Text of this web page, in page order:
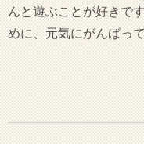
んと遊ぶことが好きで
めに、元気にがんばって